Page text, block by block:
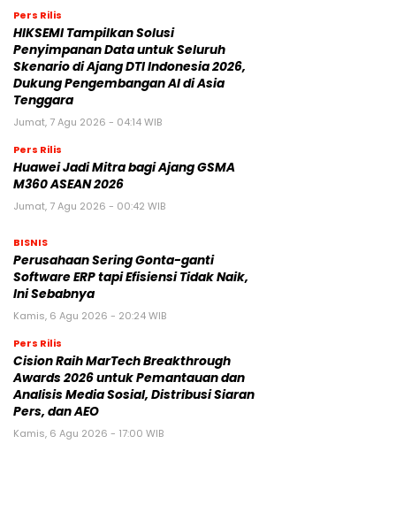
Pers Rilis
HIKSEMI Tampilkan Solusi
Penyimpanan Data untuk Seluruh
Skenario di Ajang DTI Indonesia 2026,
Dukung Pengembangan AI di Asia
Tenggara
Jumat, 7 Agu 2026 - 04:14 WIB
Pers Rilis
Huawei Jadi Mitra bagi Ajang GSMA
M360 ASEAN 2026
Jumat, 7 Agu 2026 - 00:42 WIB
BISNIS
Perusahaan Sering Gonta-ganti
Software ERP tapi Efisiensi Tidak Naik,
Ini Sebabnya
Kamis, 6 Agu 2026 - 20:24 WIB
Pers Rilis
Cision Raih MarTech Breakthrough
Awards 2026 untuk Pemantauan dan
Analisis Media Sosial, Distribusi Siaran
Pers, dan AEO
Kamis, 6 Agu 2026 - 17:00 WIB